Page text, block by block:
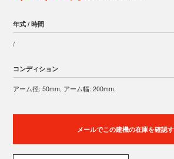
年式 / 時間
/
コンディション
アーム径: 50mm, アーム幅: 200mm,
メールでこの建機の在庫を確認